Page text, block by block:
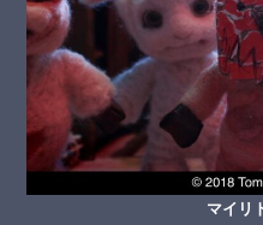
マイリ